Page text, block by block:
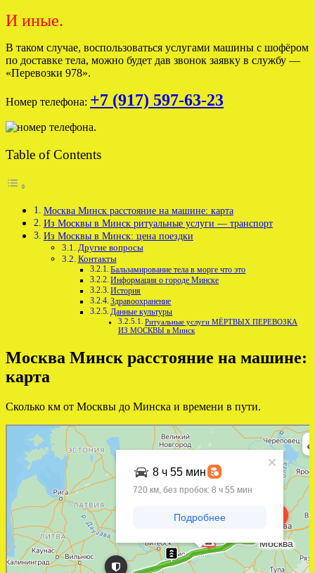
И иные.
В таком случае, воспользоваться услугами машины с шофёром
по доставке тела, можно будет дав звонок заявку в службу —
«Перевозки 978».
Номер телефона: +7 (917) 597-63-23
Table of Contents
Москва Минск расстояние на машине: карта
Из Москвы в Минск ритуальные услуги — транспорт
Из Москвы в Минск: цена поездки
Другие вопросы
Контакты
Бальзамирование тела в морге что это
Информация о городе Минске
История
Здравоохранение
Данные культуры
Ритуальные услуги МЁРТВЫХ ПЕРЕВОЗКА
ИЗ МОСКВЫ в Минск
Москва Минск расстояние на машине:
карта
Сколько км от Москвы до Минска и времени в пути.
Яндекс Карты
Яндекс Карты